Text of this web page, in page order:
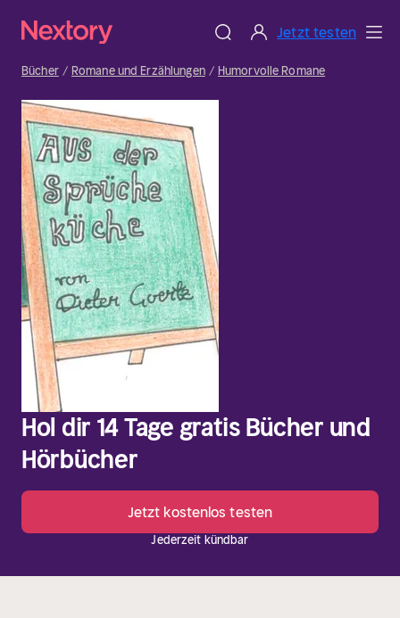
Jetzt testen
Bücher Romane und Erzählungen Humorvolle Romane
Hol dir 14 Tage gratis Bücher und
Hörbücher
Jetzt kostenlos testen
Jederzeit kündbar